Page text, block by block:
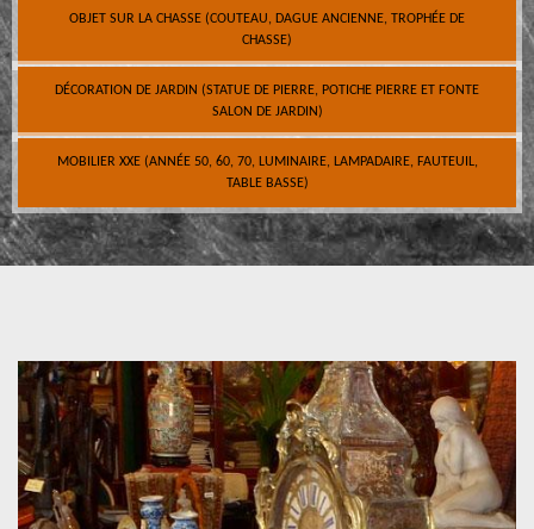
OBJET SUR LA CHASSE (COUTEAU, DAGUE ANCIENNE, TROPHÉE DE
CHASSE)
DÉCORATION DE JARDIN (STATUE DE PIERRE, POTICHE PIERRE ET FONTE
SALON DE JARDIN)
MOBILIER XXE (ANNÉE 50, 60, 70, LUMINAIRE, LAMPADAIRE, FAUTEUIL,
TABLE BASSE)